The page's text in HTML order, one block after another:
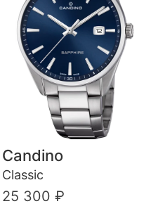
Candino
Classic
25 300 ₽